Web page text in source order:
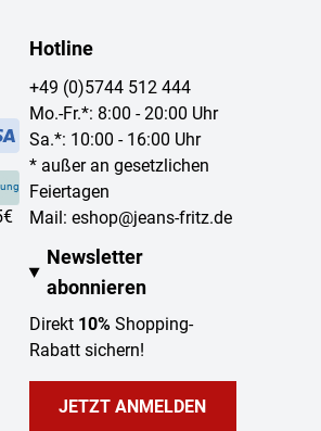
Hotline
+49 (0)5744 512 444
Mo.-Fr.*: 8:00 - 20:00 Uhr
Sa.*: 10:00 - 16:00 Uhr
* außer an gesetzlichen
Feiertagen
Mail: eshop@jeans-fritz.de
Newsletter
abonnieren
Direkt 10%Shopping-
Rabatt sichern!
JETZT ANMELDEN